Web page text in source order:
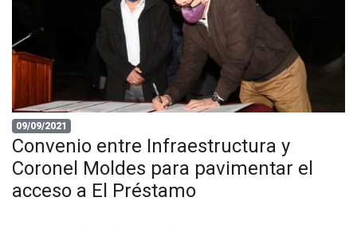
09/09/2021
Convenio entre Infraestructura y
Coronel Moldes para pavimentar el
acceso a El Préstamo